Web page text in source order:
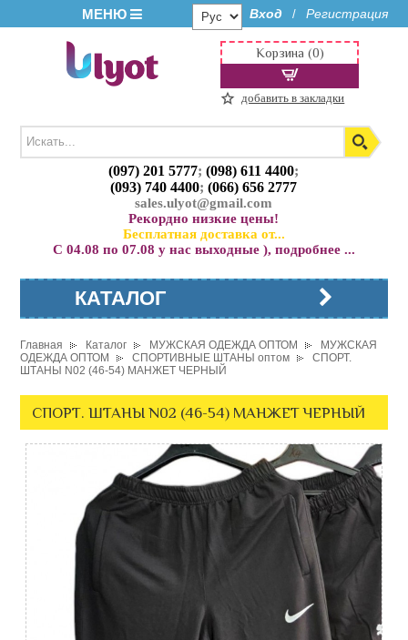
МЕНЮ Вход / Регистрация
(097) 201 5777;(098) 611 4400;
(093) 740 4400;(066) 656 2777
sales.ulyot@gmail.com
Рекордно низкие цены!
Бесплатная доставка от...
С 04.08 по 07.08 у нас выходные ), подробнее ...
Корзина (0)
добавить в закладки
КАТАЛОГ
Главная Каталог МУЖСКАЯ ОДЕЖДА ОПТОМ
МУЖСКАЯ
ОДЕЖДА ОПТОМ
СПОРТИВНЫЕ ШТАНЫ оптом
СПОРТ.
ШТАНЫ N02 (46-54) МАНЖЕТ ЧЕРНЫЙ
СПОРТ. ШТАНЫ N02 (46-54) МАНЖЕТ ЧЕРНЫЙ